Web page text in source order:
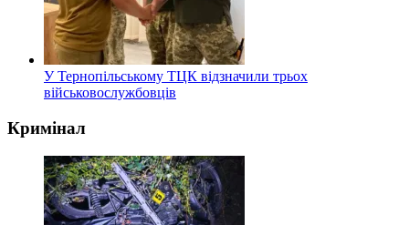
У Тернопільському ТЦК відзначили трьох
військовослужбовців
Кримінал